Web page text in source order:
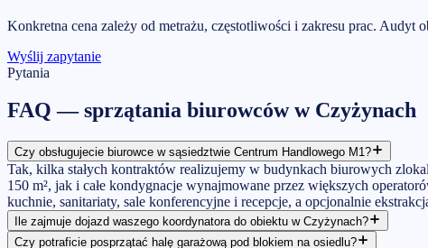
Konkretna cena zależy od metrażu, częstotliwości i zakresu prac. Audyt
Wyślij zapytanie
Pytania
FAQ —sprzątania biurowcóww Czyżynach
Czy obsługujecie biurowce w sąsiedztwie Centrum Handlowego M1?
Tak, kilka stałych kontraktów realizujemy w budynkach biurowych
150 m², jak i całe kondygnacje wynajmowane przez większych
kuchnie, sanitariaty, sale konferencyjne i recepcje, a opcjonalnie
Ile zajmuje dojazd waszego koordynatora do obiektu w Czyżynach?
Czy potraficie posprzątać halę garażową pod blokiem na osiedlu?